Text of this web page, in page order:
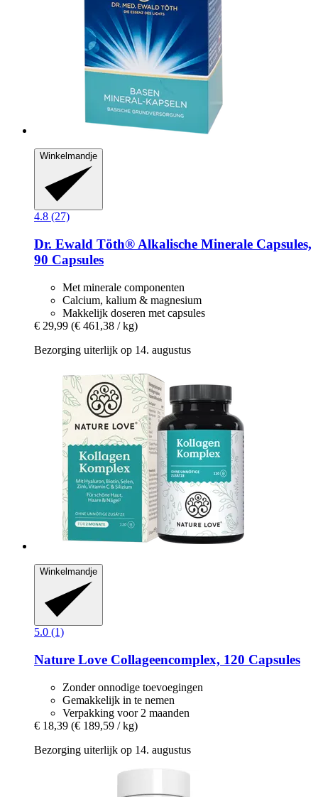
Winkelmandje
4.8 (27)
Dr. Ewald Töth® Alkalische Minerale Capsules,
90 Capsules
Met minerale componenten
Calcium, kalium & magnesium
Makkelijk doseren met capsules
€ 29,99 (€ 461,38 / kg)
Bezorging uiterlijk op 14. augustus
Winkelmandje
5.0 (1)
Nature Love Collageencomplex, 120 Capsules
Zonder onnodige toevoegingen
Gemakkelijk in te nemen
Verpakking voor 2 maanden
€ 18,39 (€ 189,59 / kg)
Bezorging uiterlijk op 14. augustus